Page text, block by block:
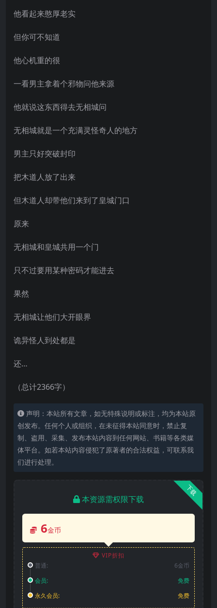
他看起来憨厚老实
但你可不知道
他心机重的很
一看男主拿着个邪物问他来源
他就说这东西得去无相城问
无相城就是一个充满灵怪奇人的地方
男主只好突破封印
把木道人放了出来
但木道人却带他们来到了皇城门口
原来
无相城和皇城共用一个门
只不过要用某种密码才能进去
果然
无相城让他们大开眼界
诡异怪人到处都是
还…
（总计2366字）
声明：本站所有文章，如无特殊说明或标注，均为本站原
创发布。任何个人或组织，在未征得本站同意时，禁止复
制、盗用、采集、发布本站内容到任何网站、书籍等各类媒
体平台。如若本站内容侵犯了原著者的合法权益，可联系我
们进行处理。
下载
本资源需权限下载
6金币
VIP折扣
普通:
6金币
会员:
免费
永久会员:
免费